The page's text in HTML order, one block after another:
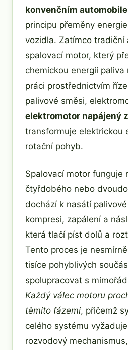
konvenčním
principu přeměny
vozidla. Zatímco tradiční
spalovací motor, který
chemickou energii paliva
práci prostřednictvím
palivové směsi,
elektromotor napájený
transformuje elektrickou
rotační pohyb.
Spalovací motor funguje
čtyřdobého nebo
dochází k nasátí
kompresi, zapálení a
která tlačí píst dolů a
Tento proces je
tisíce pohyblivých
spolupracovat s
Každý válec motoru
těmito fázemi, přičemž
celého systému
rozvodový